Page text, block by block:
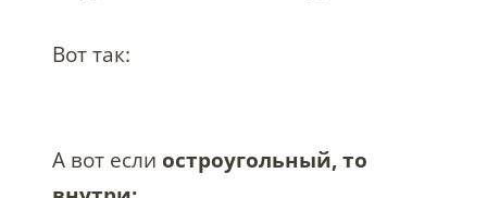
Вот так:
А вот если остроугольный, то